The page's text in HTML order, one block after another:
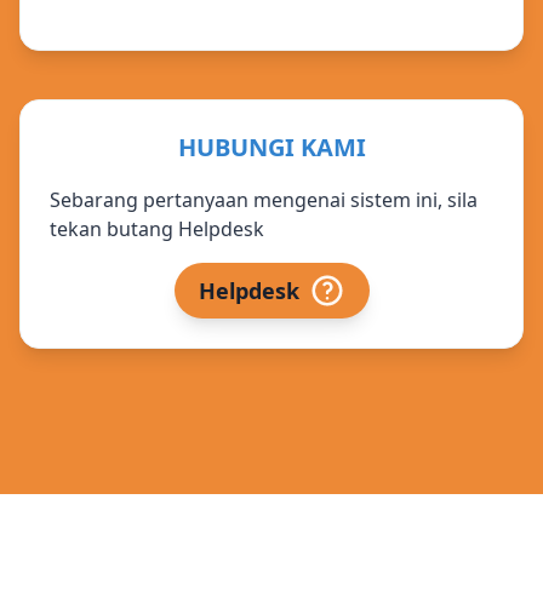
HUBUNGI KAMI
Sebarang pertanyaan mengenai sistem ini, sila
tekan butang Helpdesk
Helpdesk